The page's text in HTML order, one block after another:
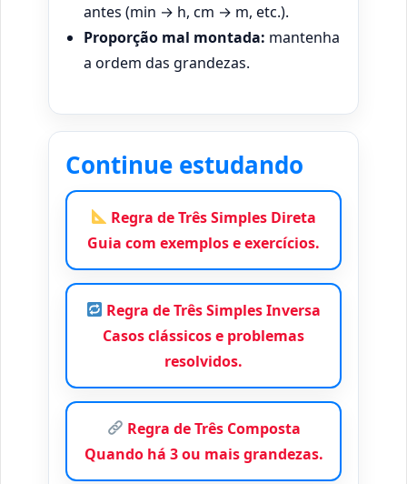
antes (min → h, cm → m, etc.).
Proporção mal montada: mantenha
a ordem das grandezas.
Continue estudando
Regra de Três Simples Direta
Guia com exemplos e exercícios.
Regra de Três Simples Inversa
Casos clássicos e problemas
resolvidos.
Regra de Três Composta
Quando há 3 ou mais grandezas.